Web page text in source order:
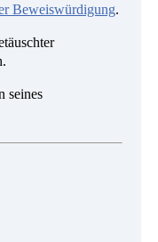
Beweiswürdigung.
seines